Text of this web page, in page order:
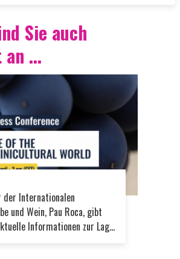
Sie auch
...
Internationalen
und Wein, Pau Roca, gibt
Informationen zur Lage